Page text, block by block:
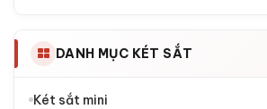
DANH MỤC KÉT SẮT
Két sắt mini